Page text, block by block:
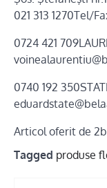
021 313 1270Tel/
0724 421
0740 192
Articol oferit de
Tagged produse